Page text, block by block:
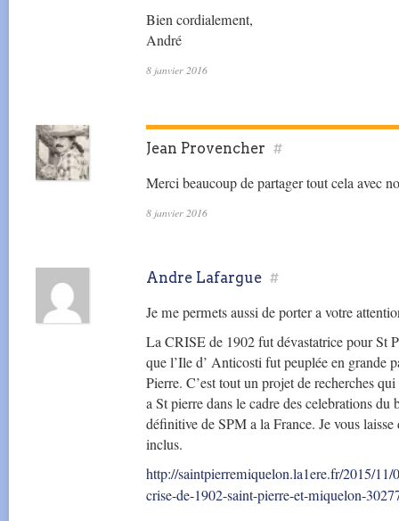
Bien cordialement,
André
8 janvier 2016
Jean Provencher #
Merci beaucoup de partager tout cela avec
8 janvier 2016
Andre Lafargue #
Je me permets aussi de porter a votre
La CRISE de 1902 fut dévastatrice pour St
que l’Ile d’ Anticosti fut peuplée en grande
Pierre. C’est tout un projet de recherches
a St pierre dans le cadre des celebrations du
définitive de SPM a la France. Je vous
inclus.
http://saintpierremiquelon.la1ere.fr/2015/11/
crise-de-1902-saint-pierre-et-miquelon-